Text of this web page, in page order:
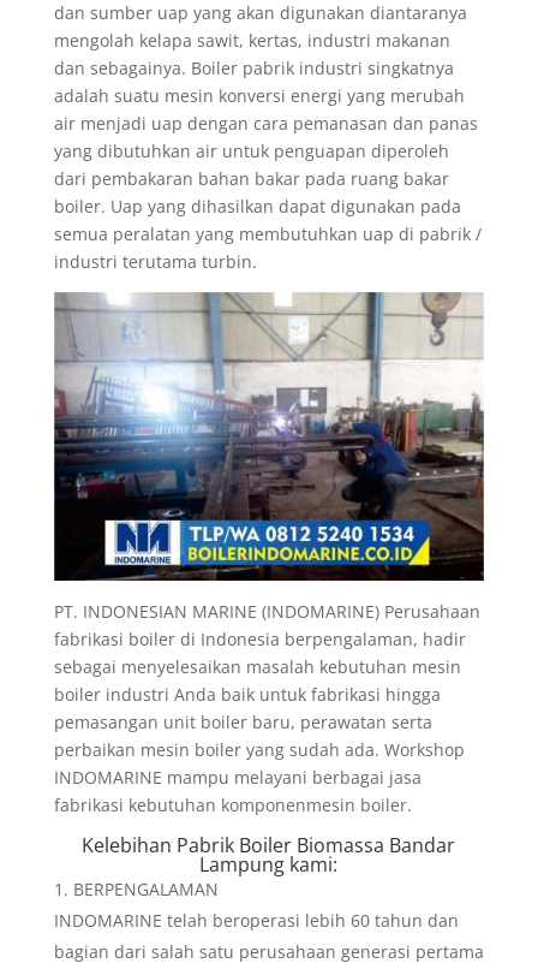
dan sumber uap yang akan digunakan diantaranya
mengolah kelapa sawit, kertas, industri makanan
dan sebagainya. Boiler pabrik industri singkatnya
adalah suatu mesin konversi energi yang merubah
air menjadi uap dengan cara pemanasan dan panas
yang dibutuhkan air untuk penguapan diperoleh
dari pembakaran bahan bakar pada ruang bakar
boiler. Uap yang dihasilkan dapat digunakan pada
semua peralatan yang membutuhkan uap di pabrik /
industri terutama turbin.
PT. INDONESIAN MARINE (INDOMARINE) Perusahaan
fabrikasi boiler di Indonesia berpengalaman, hadir
sebagai menyelesaikan masalah kebutuhan mesin
boiler industri Anda baik untuk fabrikasi hingga
pemasangan unit boiler baru, perawatan serta
perbaikan mesin boiler yang sudah ada. Workshop
INDOMARINE mampu melayani berbagai jasa
fabrikasi kebutuhan komponenmesin boiler.
Kelebihan Pabrik Boiler Biomassa Bandar
Lampung kami:
BERPENGALAMAN
INDOMARINE telah beroperasi lebih 60 tahun dan
bagian dari salah satu perusahaan generasi pertama